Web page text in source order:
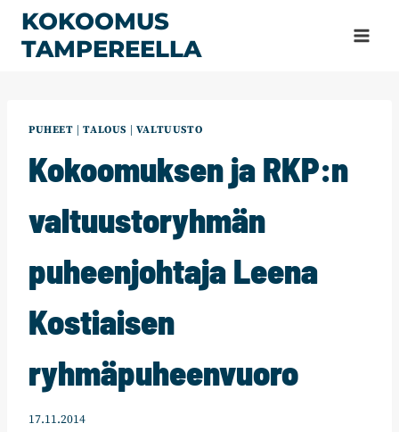
Siirry
sisältöön
KOKOOMUS
TAMPEREELLA
PUHEET |TALOUS VALTUUSTO
Kokoomuksen ja RKP:n
valtuustoryhmän
puheenjohtaja Leena
Kostiaisen
ryhmäpuheenvuoro
17.11.2014